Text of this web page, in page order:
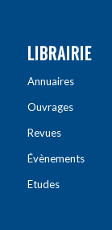
LIBRAIRIE
Annuaires
Ouvrages
Revues
Évènements
Etudes